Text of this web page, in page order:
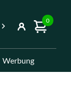
0
Werbung